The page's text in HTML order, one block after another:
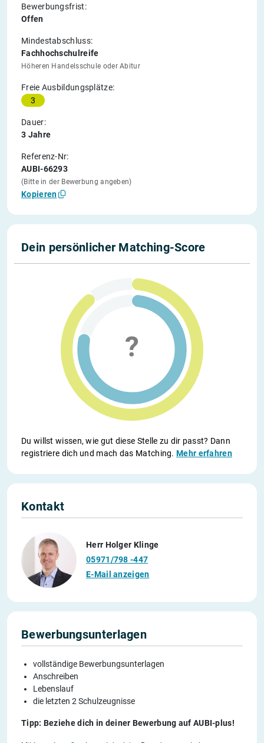
Bewerbungsfrist:
Offen
Mindestabschluss:
Fachhochschulreife
Höheren Handelsschule oder Abitur
Freie Ausbildungsplätze:
3
Dauer:
3 Jahre
Referenz-Nr:
AUBI-66293
(Bitte in der Bewerbung angeben)
Kopieren
Dein persönlicher Matching-Score
Du willst wissen, wie gut diese Stelle zu dir passt? Dann
registriere dich und mach das Matching.Mehr erfahren
Kontakt
Herr Holger Klinge
05971/798 -447
E-Mail anzeigen
Bewerbungsunterlagen
vollständige Bewerbungsunterlagen
Anschreiben
Lebenslauf
die letzten 2 Schulzeugnisse
Tipp: Beziehe dich in deiner Bewerbung auf AUBI-plus!